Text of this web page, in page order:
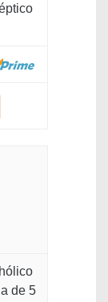
de 5